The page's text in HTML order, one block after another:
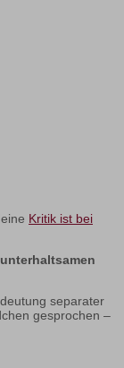
Kritik ist bei
separater
gesprochen –